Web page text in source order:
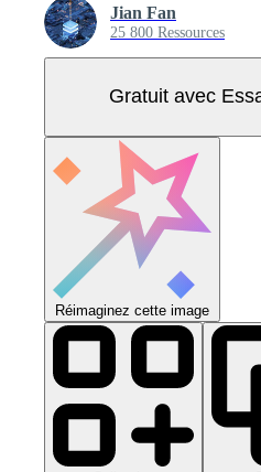
Jian Fan
25 800 Ressources
Gratuit avec
Réimaginez cette image